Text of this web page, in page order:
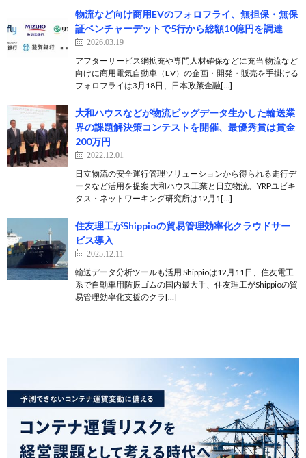
物流など向け商用EVのフォロフライ、無担保・無保
証ベンチャーデットで5行から総額10億円を調達
2026.03.19
アフターサービス網拡充や専門人材確保などに充当 物流など
向けに商用電気自動車（EV）の企画・開発・販売を手掛ける
フォロフライは3月18日、日本政策金融[…]
大和ハウスなどが物流ビッグデータ生かした輸送業
界の課題解決策コンテストを開催、最優秀賞は賞金
200万円
2022.12.01
日立物流の安全運行管理ソリューションから得られる走行デ
ータなど活用を提案 大和ハウス工業と日立物流、YRPユビキ
タス・ネットワーキング研究所は12月1[…]
住友理工がShippioの貿易管理効率化クラウドサー
ビス導入
2025.12.11
輸送データ分析ツールも活用 Shippioは12月11日、住友電工
系で自動車用防振ゴムの国内最大手、住友理工がShippioの貿
易管理効率化支援のクラ[…]